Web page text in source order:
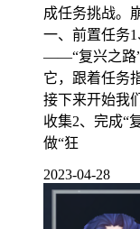
成任务挑战。
一、前置任务
——“复兴之路
它，跟着任务
接下来开始我
收集2、完成“
做“狂
2023-04-28